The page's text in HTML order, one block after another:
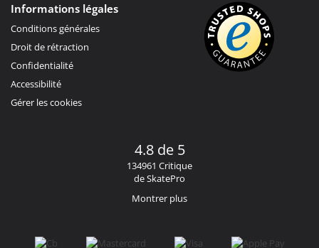
Informations légales
Conditions générales
Droit de rétraction
Confidentialité
Accessibilité
Gérer les cookies
4.8 de 5
134961 Critique
de SkatePro
Montrer plus